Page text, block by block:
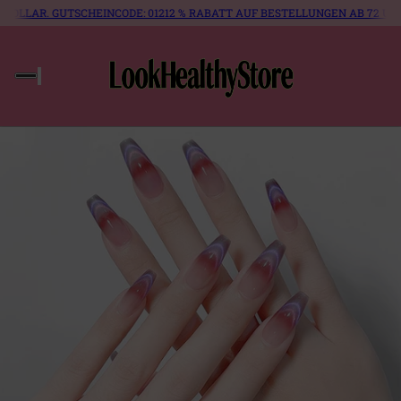
01212 % RABATT AUF BESTELLUNGEN AB 72 US-